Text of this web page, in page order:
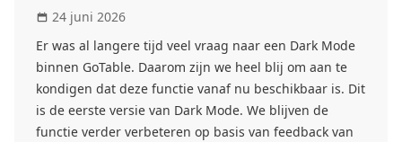
24 juni 2026
Er was al langere tijd veel vraag naar een Dark Mode
binnen GoTable. Daarom zijn we heel blij om aan te
kondigen dat deze functie vanaf nu beschikbaar is. Dit
is de eerste versie van Dark Mode. We blijven de
functie verder verbeteren op basis van feedback van